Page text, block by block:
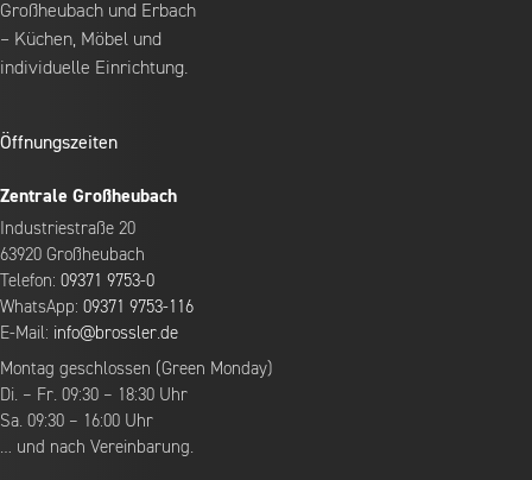
Großheubach und Erbach
– Küchen, Möbel und
individuelle Einrichtung.
Öffnungszeiten
Zentrale Großheubach
Industriestraße 20
63920 Großheubach
Telefon: 09371 9753-0
WhatsApp: 09371 9753-116
E-Mail: info@brossler.de
Montag geschlossen (Green Monday)
Di. – Fr. 09:30 – 18:30 Uhr
Sa. 09:30 – 16:00 Uhr
… und nach Vereinbarung.